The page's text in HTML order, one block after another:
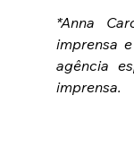
*Anna
imprensa
agência
imprensa.